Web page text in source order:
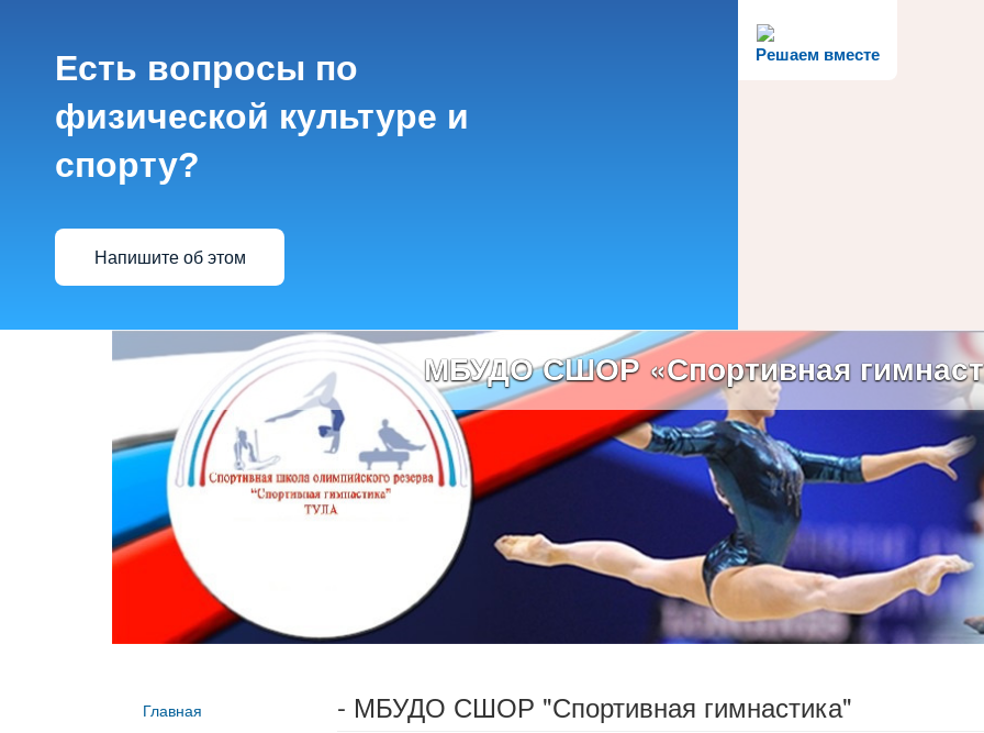
Решаем вместе
Есть вопросы по
физической культуре и
спорту?
Напишите об этом
МБУДО СШОР «Спортивная
Главная
- МБУДО СШОР "Спортивная гимнастика"